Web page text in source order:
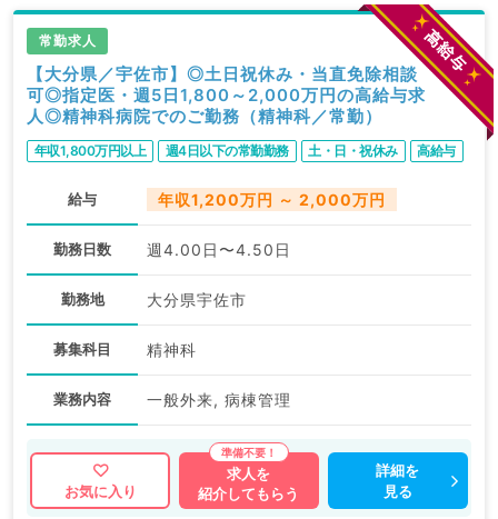
常勤求人
【大分県／宇佐市】◎土日祝休み・当直免除相談
可◎指定医・週5日1,800～2,000万円の高給与求
人◎精神科病院でのご勤務（精神科／常勤）
年収1,800万円以上 週4日以下の常勤勤務 土・日・祝休み 高給与
給与 年収1,200万円 ～ 2,000万円
勤務日数 週4.00日〜4.50日
勤務地 大分県宇佐市
募集科目 精神科
業務内容 一般外来, 病棟管理
お気に入り
求人を
紹介してもらう
詳細を
見る